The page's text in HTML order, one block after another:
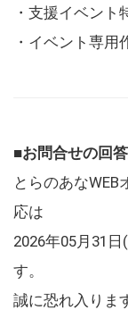
・支援イベント
・イベント専
■お問合せの回
とらのあな
応は
2026年05月31
す。
誠に恐れ入りま